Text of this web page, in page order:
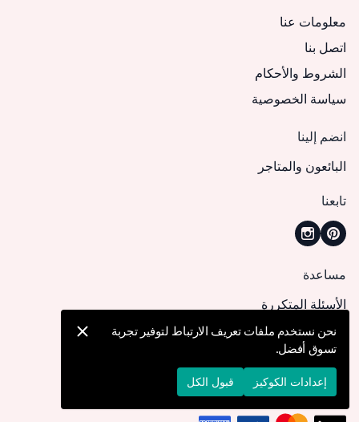
معلومات عنا
اتصل بنا
الشروط والأحكام
سياسة الخصوصية
انضم إلينا
البائعون والمتاجر
تابعنا
مساعدة
الأسئلة المتكررة
كيف يمكنني تقديم طلب؟
الشحن والتوصيل
الإرجاع والإلغاء
نحن نستخدم ملفات تعريف الارتباط لتوفير تجربة
تسوق أفضل.
إعدادات الكوكيز قبول الكل